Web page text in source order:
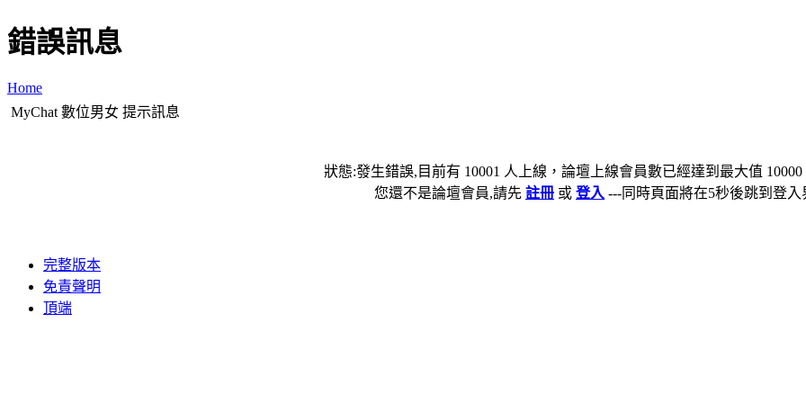
錯誤訊息
Home
MyChat 數位男女 提示訊息
狀態:發生錯誤,目前有 10001 人上線，論壇上線會員數已經達到最大值
您還不是論壇會員,請先 註冊 或 登入 ---同時頁面將在5秒後跳到登入
完整版本
免責聲明
頂端